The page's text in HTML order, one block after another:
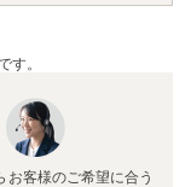
す。
客様のご希望に合う